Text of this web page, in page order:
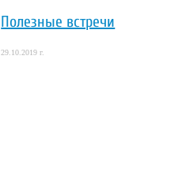
Полезные встречи
29.10.2019 г.